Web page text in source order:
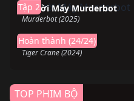
Người Máy Murderbot
Murderbot (2025)
Tập 2
Tiger Crane
Tiger Crane (2024)
Hoàn thành (24/24)
TOP PHIM BỘ